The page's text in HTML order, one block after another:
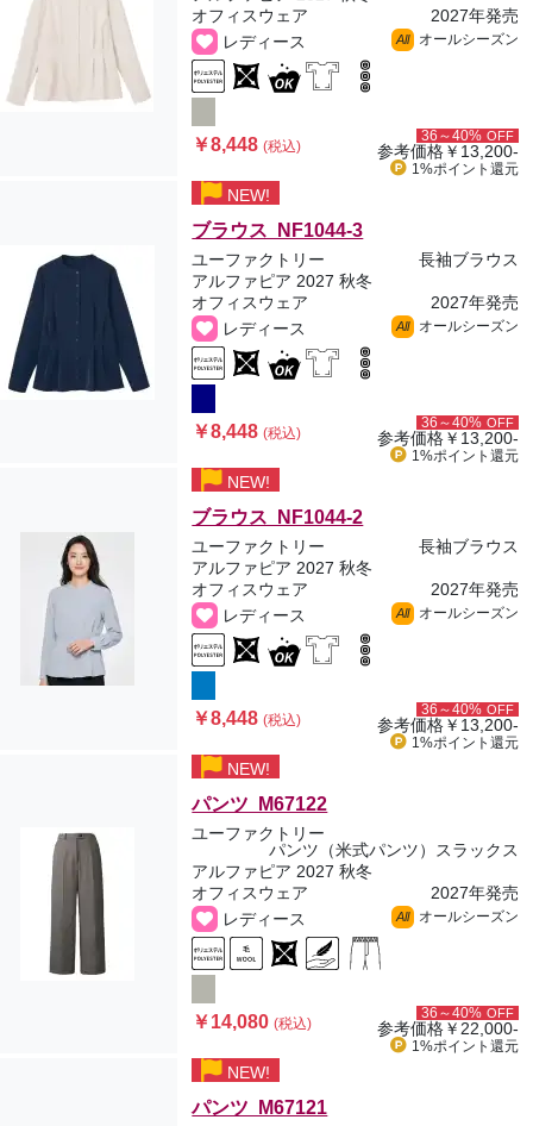
オフィスウェア
2027年発売
レディース
All オールシーズン
￥8,448(税込)
36～40% OFF
参考価格￥13,200-
1%ポイント 還元
NEW!
ブラウス NF1044-3
ユーファクトリー
長袖ブラウス
アルファピア 2027 秋冬
オフィスウェア
2027年発売
レディース
All オールシーズン
￥8,448(税込)
36～40% OFF
参考価格￥13,200-
1%ポイント 還元
NEW!
ブラウス NF1044-2
ユーファクトリー
長袖ブラウス
アルファピア 2027 秋冬
オフィスウェア
2027年発売
レディース
All オールシーズン
￥8,448(税込)
36～40% OFF
参考価格￥13,200-
1%ポイント 還元
NEW!
パンツ M67122
ユーファクトリー
パンツ（米式パンツ）スラックス
アルファピア 2027 秋冬
オフィスウェア
2027年発売
レディース
All オールシーズン
￥14,080(税込)
36～40% OFF
参考価格￥22,000-
1%ポイント 還元
NEW!
パンツ M67121